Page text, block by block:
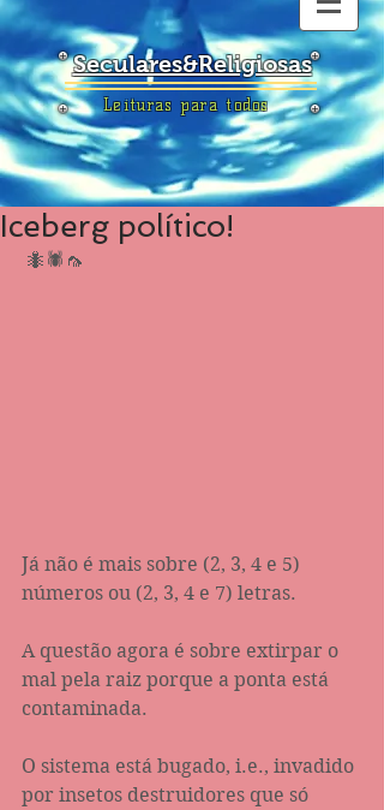
Seculares&Religiosas
Leituras para todos
Iceberg político!
🐜🕷🦟
Já não é mais sobre (2, 3, 4 e 5)
números ou (2, 3, 4 e 7) letras.
A questão agora é sobre extirpar o
mal pela raiz porque a ponta está
contaminada.
O sistema está bugado, i.e., invadido
por insetos destruidores que só